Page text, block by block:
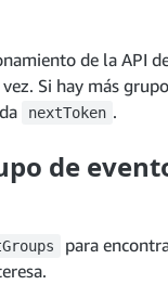
de la API
Si hay más
nextToken .
de
para